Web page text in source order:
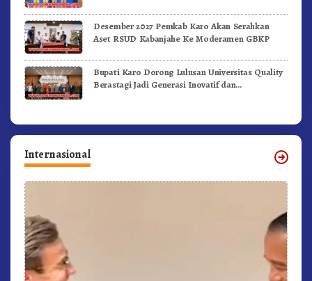
Desember 2027 Pemkab Karo Akan Serahkan
Aset RSUD Kabanjahe Ke Moderamen GBKP
Bupati Karo Dorong Lulusan Universitas Quality
Berastagi Jadi Generasi Inovatif dan
Internasional